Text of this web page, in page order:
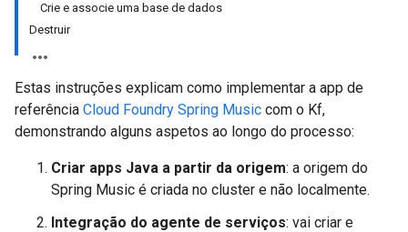
Crie e associe uma base de dados
Destruir
Estas instruções explicam como implementar a app de
referência Cloud Foundry Spring Music com o Kf,
demonstrando alguns aspetos ao longo do processo:
Criar apps Java a partir da origem: a origem do
Spring Music é criada no cluster e não localmente.
Integração do agente de serviços: vai criar e